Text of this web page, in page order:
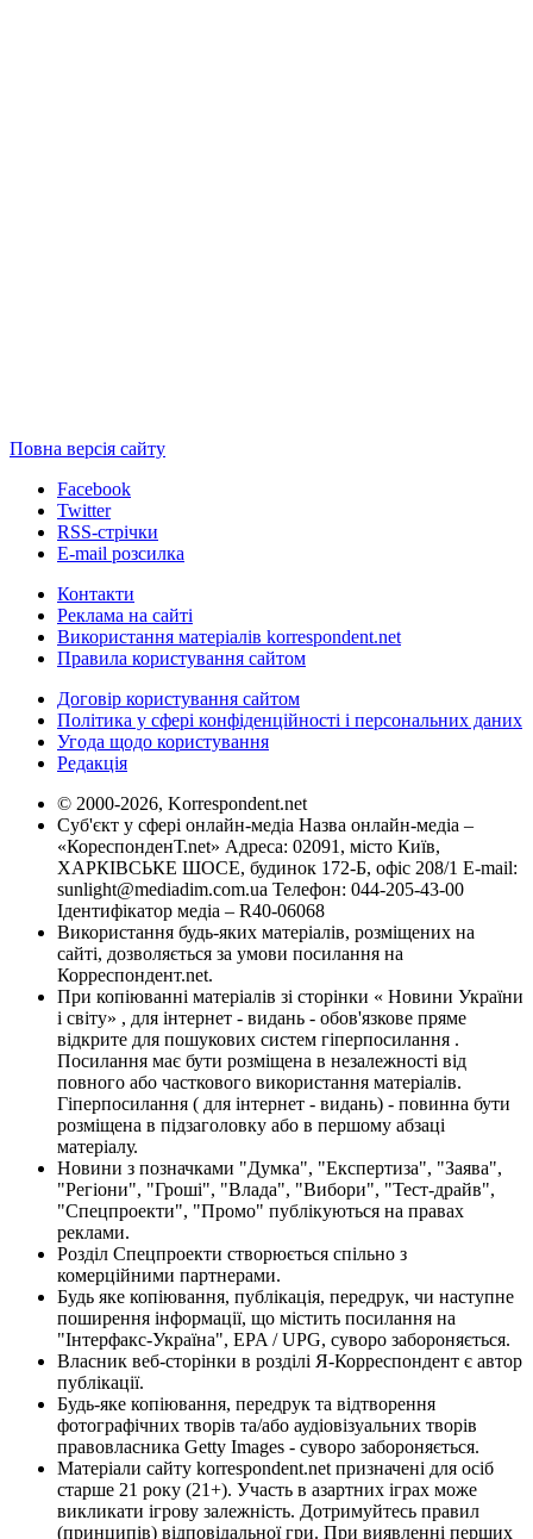
Повна версія сайту
Facebook
Twitter
RSS-стрічки
E-mail розсилка
Контакти
Реклама на сайті
Використання матеріалів korrespondent.net
Правила користування сайтом
Договір користування сайтом
Політика у сфері конфіденційності і персональних даних
Угода щодо користування
Редакція
© 2000-2026, Korrespondent.net
Суб'єкт у сфері онлайн-медіа Назва онлайн-медіа –
«КореспонденТ.net» Адреса: 02091, місто Київ,
ХАРКІВСЬКЕ ШОСЕ, будинок 172-Б, офіс 208/1 E-mail:
sunlight@mediadim.com.ua Телефон: 044-205-43-00
Ідентифікатор медіа – R40-06068
Використання будь-яких матеріалів, розміщених на
сайті, дозволяється за умови посилання на
Корреспондент.net.
При копіюванні матеріалів зі сторінки « Новини України
і світу» , для інтернет - видань - обов'язкове пряме
відкрите для пошукових систем гіперпосилання .
Посилання має бути розміщена в незалежності від
повного або часткового використання матеріалів.
Гіперпосилання ( для інтернет - видань) - повинна бути
розміщена в підзаголовку або в першому абзаці
матеріалу.
Новини з позначками "Думка", "Експертиза", "Заява",
"Регіони", "Гроші", "Влада", "Вибори", "Тест-драйв",
"Спецпроекти", "Промо" публікуються на правах
реклами.
Розділ Спецпроекти створюється спільно з
комерційними партнерами.
Будь яке копіювання, публікація, передрук, чи наступне
поширення інформації, що містить посилання на
"Інтерфакс-Україна", EPA / UPG, суворо забороняється.
Власник веб-сторінки в розділі Я-Корреспондент є автор
публікації.
Будь-яке копіювання, передрук та відтворення
фотографічних творів та/або аудіовізуальних творів
правовласника Getty Images - суворо забороняється.
Матеріали сайту korrespondent.net призначені для осіб
старше 21 року (21+). Участь в азартних іграх може
викликати ігрову залежність. Дотримуйтесь правил
(принципів) відповідальної гри. При виявленні перших